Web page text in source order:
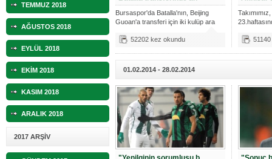
03.01.2024 19:09 |Hoş geldin Güneş bebek!
TEMMUZ 2018
AĞUSTOS 2018
EYLÜL 2018
EKİM 2018
KASIM 2018
ARALIK 2018
2017 ARŞİV
Bursaspor'da Batalla'nın, Beijing
Guoan'a transferi için iki kulüp ara
52202 kez okundu
01.02.2014 - 28.02.2014